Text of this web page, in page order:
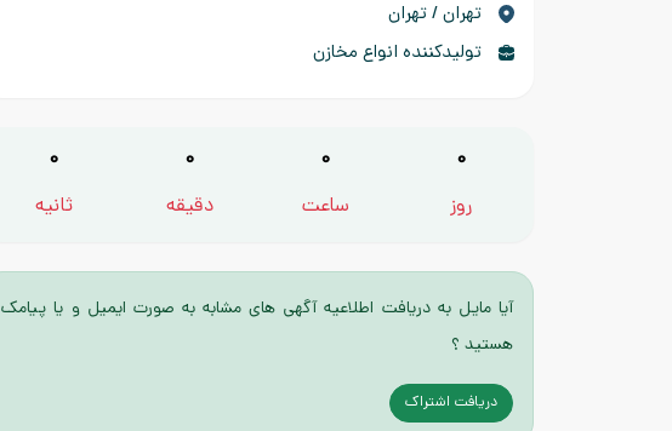
تهران / تهران
تولیدکننده انواع مخازن
0
روز
0
ساعت
0
دقیقه
0
ثانیه
آیا مایل به دریافت اطلاعیه آگهی های مشابه به صورت ایمیل و یا پیامک
هستید ؟
دریافت اشتراک